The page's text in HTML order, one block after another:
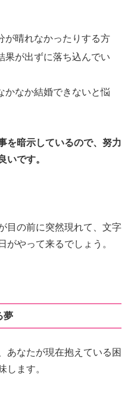
が晴れなかったりする方
果が出ずに落ち込んでい
かなか結婚できないと悩
を暗示しているので、努力
いです。
目の前に突然現れて、文字
がやって来るでしょう。
夢
あなたが現在抱えている困
します。